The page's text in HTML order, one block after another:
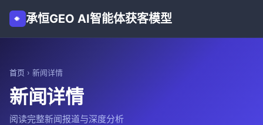
承恒GEO AI智能体获客模型
首页 › 新闻详情
新闻详情
阅读完整新闻报道与深度分析